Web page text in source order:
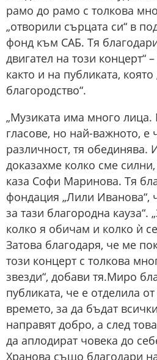
рамо до рамо с толкова
„отворили сърцата си“ в
фонд към САБ. Тя
двигател на този концерт“
както и на публиката,
благородство“.
„Музиката има много
гласове, но най-важното, е
различност, тя обединява.
доказахме колко сме
каза Софи Маринова. Тя
фондация „Лили Иванова“,
за тази благородна кауза“.
колко я обичам и колко ѝ
Затова благодаря, че ме
този концерт с толкова
звезди“, добави тя.Миро
публиката, че е отделила
времето, за да бъдат
направят добро, а след
да аплодират човека до
Хранова също благодари